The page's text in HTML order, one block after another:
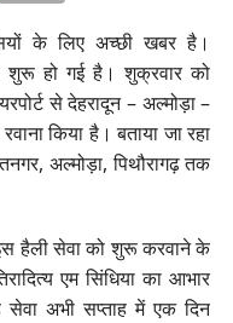
के लिए अच्छी खबर है।
शुरू हो गई है। शुक्रवार को
से देहरादून – अल्मोड़ा –
किया है। बताया जा रहा
अल्मोड़ा, पिथौरागढ़ तक
इस हैली सेवा को शुरू करवाने के
एम सिंधिया का आभार
अभी सप्ताह में एक दिन